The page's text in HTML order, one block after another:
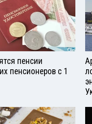
пенсии
пенсионеров с 1